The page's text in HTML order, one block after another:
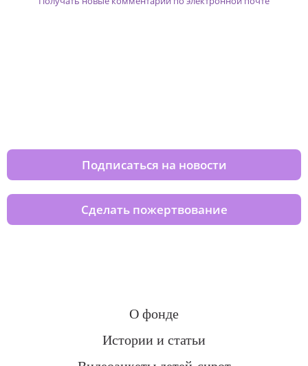
Подписаться на новости
Сделать пожертвование
О фонде
Истории и статьи